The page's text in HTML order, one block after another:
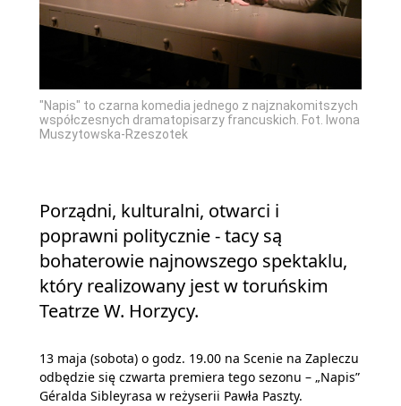
"Napis" to czarna komedia jednego z najznakomitszych
współczesnych dramatopisarzy francuskich. Fot. Iwona
Muszytowska-Rzeszotek
Porządni, kulturalni, otwarci i
poprawni politycznie - tacy są
bohaterowie najnowszego spektaklu,
który realizowany jest w toruńskim
Teatrze W. Horzycy.
13 maja (sobota) o godz. 19.00 na Scenie na Zapleczu
odbędzie się czwarta premiera tego sezonu – „Napis”
Géralda Sibleyrasa w reżyserii Pawła Paszty.